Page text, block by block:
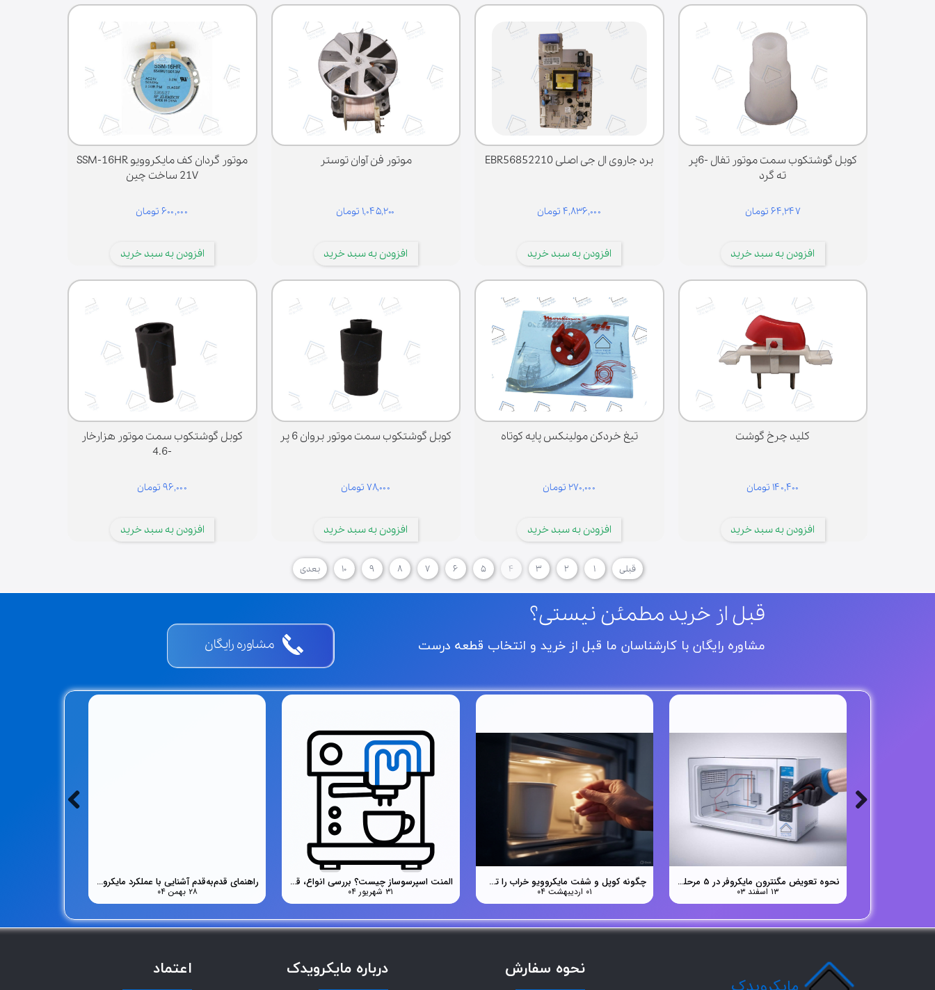
کوبل گوشتکوب سمت موتور تفال -6پر
ته گرد
۶۴,۲۴۷ تومان
افزودن به سبد خرید
برد جاروی ال جی اصلی EBR56852210
۴,۸۳۶,۰۰۰ تومان
افزودن به سبد خرید
موتور فن آوان توستر
۱,۰۴۵,۲۰۰ تومان
افزودن به سبد خرید
موتور گردان کف مایکروویو SSM-16HR
21V ساخت چین
۶۰۰,۰۰۰ تومان
افزودن به سبد خرید
کلید چرخ گوشت
۱۴۰,۴۰۰ تومان
افزودن به سبد خرید
تیغ خردکن مولینکس پایه کوتاه
۲۷۰,۰۰۰ تومان
افزودن به سبد خرید
کوبل گوشتکوب سمت موتور بروان 6 پر
۷۸,۰۰۰ تومان
افزودن به سبد خرید
کوبل گوشتکوب سمت موتور هزارخار
-4.6
۹۶,۰۰۰ تومان
افزودن به سبد خرید
قبلی ۱ ۲ ۳ ۴ ۵ ۶ ۷ ۸ ۹ ۱۰ بعدی
راهنمای قدم‌به‌قدم آشنایی با عملکرد مایکروویو تا تعمیر و خرید قطعه مناسب
۲۸ بهمن ۰۴
المنت اسپرسوساز چیست؟ بررسی انواع، قیمت و تشخیص خرید قطعه اصلی
۳۱ شهریور ۰۴
چگونه کوپل و شفت مایکروویو خراب را تشخیص دهیم؟
۰۱ اردیبهشت ۰۴
نحوه تعویض مگنترون مایکروفر در 5 مرحله ساده
۱۳ اسفند ۰۳
مشاوره رایگان مشاوره رایگان با کارشناسان ما قبل از خرید و انتخاب قطعه درست
قبل از خرید مطمئن نیستی؟
نحوه سفارش اعتماد درباره مایکرویدک